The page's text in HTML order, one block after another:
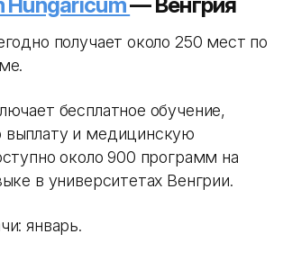
получает около 250 мест по
бесплатное обучение,
и медицинскую
около 900 программ на
в университетах Венгрии.
январь.